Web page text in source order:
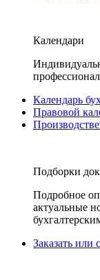
Календари
Календарь
Правовой
Подборки
Подробное
актуальные
Заказать или